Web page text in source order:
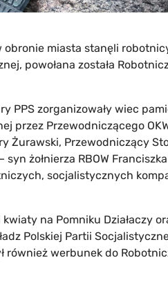
obronie miasta stanęli
powołana została
PPS zorganizowały wiec
Przewodniczącego
Żurawski, Przewodniczący
żołnierza RBOW
socjalistycznych
na Pomniku Działaczy
Polskiej Partii
również werbunek do